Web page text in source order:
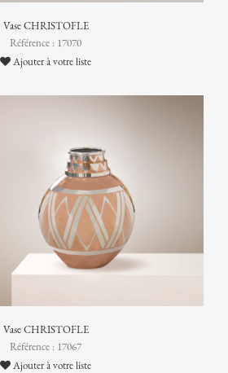
Vase CHRISTOFLE
Référence : 17070
Ajouter à votre liste
Vase CHRISTOFLE
Référence : 17067
Ajouter à votre liste